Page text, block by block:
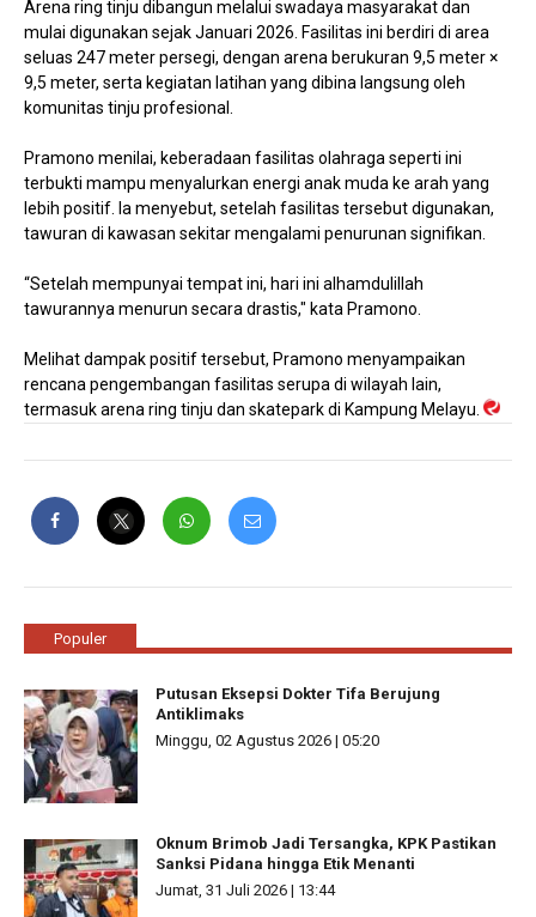
Arena ring tinju dibangun melalui swadaya masyarakat dan
mulai digunakan sejak Januari 2026. Fasilitas ini berdiri di area
seluas 247 meter persegi, dengan arena berukuran 9,5 meter ×
9,5 meter, serta kegiatan latihan yang dibina langsung oleh
komunitas tinju profesional.
Pramono menilai, keberadaan fasilitas olahraga seperti ini
terbukti mampu menyalurkan energi anak muda ke arah yang
lebih positif. Ia menyebut, setelah fasilitas tersebut digunakan,
tawuran di kawasan sekitar mengalami penurunan signifikan.
“Setelah mempunyai tempat ini, hari ini alhamdulillah
tawurannya menurun secara drastis," kata Pramono.
Melihat dampak positif tersebut, Pramono menyampaikan
rencana pengembangan fasilitas serupa di wilayah lain,
termasuk arena ring tinju dan skatepark di Kampung Melayu.
Populer
Putusan Eksepsi Dokter Tifa Berujung
Antiklimaks
Minggu, 02 Agustus 2026 | 05:20
Oknum Brimob Jadi Tersangka, KPK Pastikan
Sanksi Pidana hingga Etik Menanti
Jumat, 31 Juli 2026 | 13:44